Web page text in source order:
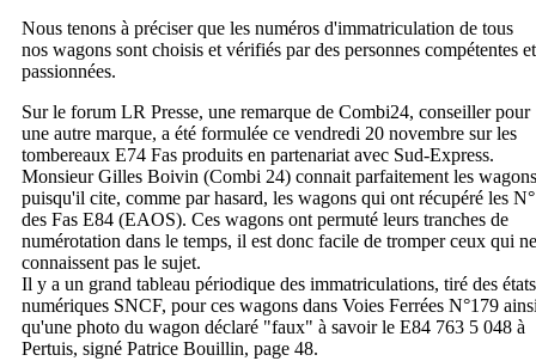
Nous tenons à préciser que les numéros d'immatriculation de tous
nos wagons sont choisis et vérifiés par des personnes compétentes et
passionnées.
Sur le forum LR Presse, une remarque de Combi24, conseiller pour
une autre marque, a été formulée ce vendredi 20 novembre sur les
tombereaux E74 Fas produits en partenariat avec Sud-Express.
Monsieur Gilles Boivin (Combi 24) connait parfaitement les wagons
puisqu'il cite, comme par hasard, les wagons qui ont récupéré les N°
des Fas E84 (EAOS). Ces wagons ont permuté leurs tranches de
numérotation dans le temps, il est donc facile de tromper ceux qui ne
connaissent pas le sujet.
Il y a un grand tableau périodique des immatriculations, tiré des états
numériques SNCF, pour ces wagons dans Voies Ferrées N°179
qu'une photo du wagon déclaré "faux" à savoir le E84 763 5 048 à
Pertuis, signé Patrice Bouillin, page 48.